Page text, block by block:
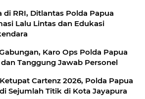
di RRI, Ditlantas Polda Papua
Lalu Lintas dan Edukasi
Karo Ops Polda Papua
Tanggung Jawab Personel
Cartenz 2026, Polda Papua
Sejumlah Titik di Kota Jayapura